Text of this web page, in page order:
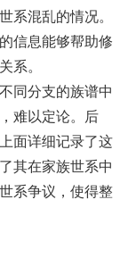
系混乱的情况。
信息能够帮助修
系。
同分支的族谱中
难以定论。后
面详细记录了这
其在家族世系中
系争议，使得整